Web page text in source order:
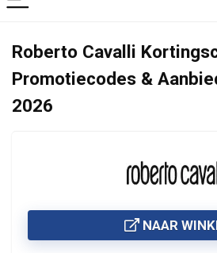
Roberto Cavalli
Promotiecodes &
2026
NAAR